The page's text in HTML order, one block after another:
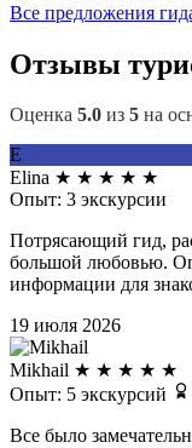
Все предложения
Отзывы
Оценка 5.0 из 5 на
E
Elina ★ ★ ★ ★ ★
Опыт: 3 экскурсии
Потрясающий гид,
большой любовью.
информации для
19 июля 2026
Mikhail ★ ★ ★ ★ ★
Опыт: 5 экскурсий
Все было